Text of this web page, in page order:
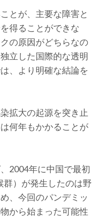
とが、主要な障害と
得ることができな
の原因がどちらなの
立した国際的な透明
、より明確な結論を
拡大の起源を突き止
何年もかかることが
2004年に中国で最初
群）が発生したのは野
、今回のパンデミッ
から始まった可能性